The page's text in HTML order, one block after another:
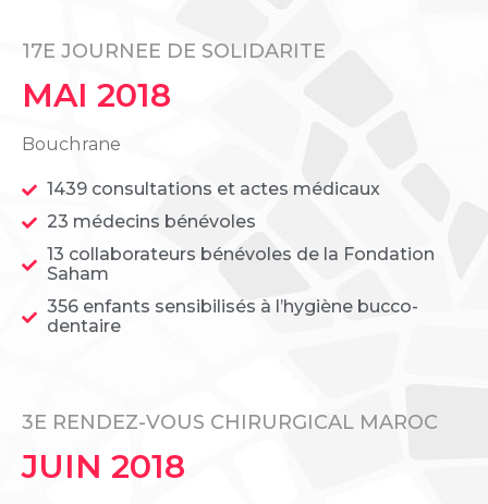
17E JOURNEE DE SOLIDARITE
MAI 2018
Bouchrane
1439 consultations et actes médicaux
23 médecins bénévoles
13 collaborateurs bénévoles de la Fondation
Saham
356 enfants sensibilisés à l’hygiène bucco-
dentaire
3E RENDEZ-VOUS CHIRURGICAL MAROC
JUIN 2018